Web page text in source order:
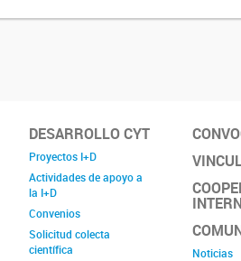
DESARROLLO CYT
Proyectos I+D
Actividades de apoyo a
la I+D
Convenios
Solicitud colecta
científica
Noticias